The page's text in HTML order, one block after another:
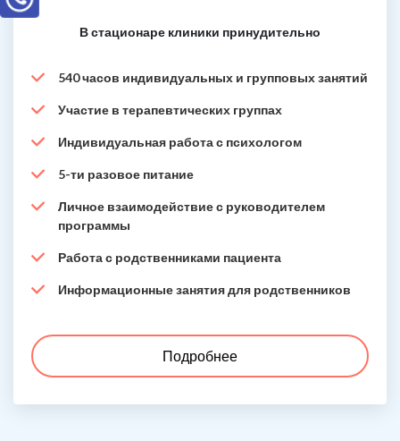
В стационаре клиники принудительно
540 часов индивидуальных и групповых занятий
Участие в терапевтических группах
Индивидуальная работа с психологом
5-ти разовое питание
Личное взаимодействие с руководителем
программы
Работа с родственниками пациента
Информационные занятия для родственников
Подробнее